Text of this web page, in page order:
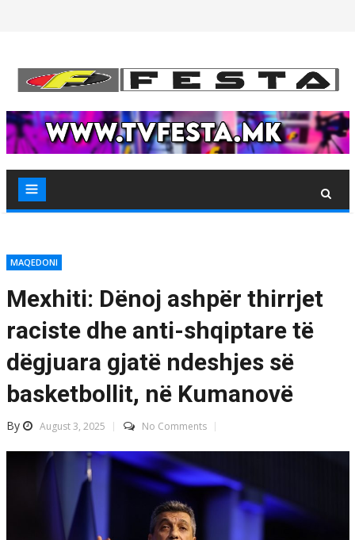
MAQEDONI
Mexhiti: Dënoj ashpër thirrjet
raciste dhe anti-shqiptare të
dëgjuara gjatë ndeshjes së
basketbollit, në Kumanovë
By August 3, 2025 No Comments